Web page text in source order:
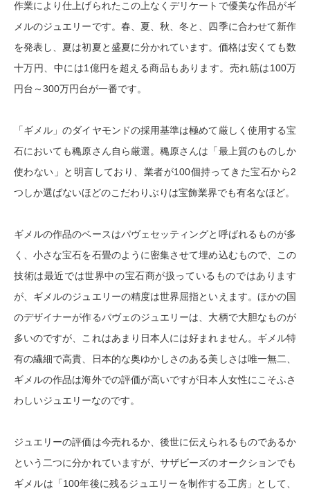
作業により仕上げられたこの上なくデリケートで優美な作品がギ
メルのジュエリーです。春、夏、秋、冬と、四季に合わせて新作
を発表し、夏は初夏と盛夏に分かれています。価格は安くても数
十万円、中には1億円を超える商品もあります。売れ筋は100万
円台～300万円台が一番です。
「ギメル」のダイヤモンドの採用基準は極めて厳しく使用する宝
石においても穐原さん自ら厳選。穐原さんは「最上質のものしか
使わない」と明言しており、業者が100個持ってきた宝石から2
つしか選ばないほどのこだわりぶりは宝飾業界でも有名なほど。
ギメルの作品のベースはパヴェセッティングと呼ばれるものが多
く、小さな宝石を石畳のように密集させて埋め込むもので、この
技術は最近では世界中の宝石商が扱っているものではあります
が、ギメルのジュエリーの精度は世界屈指といえます。ほかの国
のデザイナーが作るパヴェのジュエリーは、大柄で大胆なものが
多いのですが、これはあまり日本人には好まれません。ギメル特
有の繊細で高貴、日本的な奥ゆかしさのある美しさは唯一無二、
ギメルの作品は海外での評価が高いですが日本人女性にこそふさ
わしいジュエリーなのです。
ジュエリーの評価は今売れるか、後世に伝えられるものであるか
という二つに分かれていますが、サザビーズのオークションでも
ギメルは「100年後に残るジュエリーを制作する工房」として、